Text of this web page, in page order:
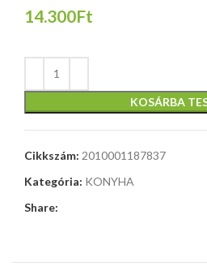
14.300Ft
KOSÁRBA
Cikkszám: 2010001187837
Kategória: KONYHA
Share: